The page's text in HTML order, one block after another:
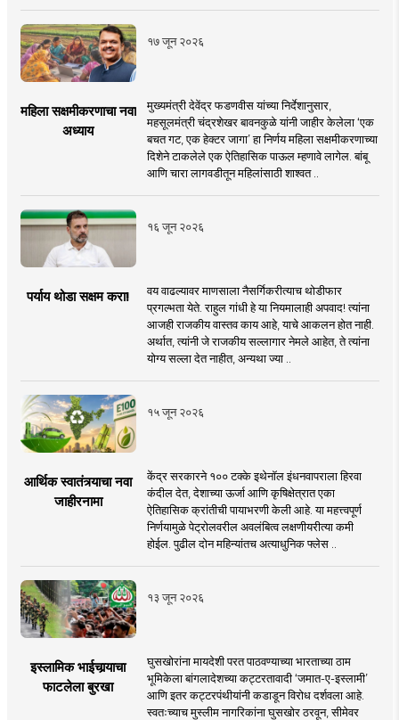
१७ जून २०२६
महिला सक्षमीकरणाचा नवा
अध्याय
मुख्यमंत्री देवेंद्र फडणवीस यांच्या निर्देशानुसार,
महसूलमंत्री चंद्रशेखर बावनकुळे यांनी जाहीर केलेला ‘एक
बचत गट, एक हेक्टर जागा’ हा निर्णय महिला सक्षमीकरणाच्या
दिशेने टाकलेले एक ऐतिहासिक पाऊल म्हणावे लागेल. बांबू
आणि चारा लागवडीतून महिलांसाठी शाश्वत ..
१६ जून २०२६
पर्याय थोडा सक्षम करा!
वय वाढल्यावर माणसाला नैसर्गिकरीत्याच थोडीफार
प्रगल्भता येते. राहुल गांधी हे या नियमालाही अपवाद! त्यांना
आजही राजकीय वास्तव काय आहे, याचे आकलन होत नाही.
अर्थात, त्यांनी जे राजकीय सल्लागार नेमले आहेत, ते त्यांना
योग्य सल्ला देत नाहीत, अन्यथा ज्या ..
१५ जून २०२६
आर्थिक स्वातंत्र्याचा नवा
जाहीरनामा
केंद्र सरकारने १०० टक्के इथेनॉल इंधनवापराला हिरवा
कंदील देत, देशाच्या ऊर्जा आणि कृषिक्षेत्रात एका
ऐतिहासिक क्रांतीची पायाभरणी केली आहे. या महत्त्वपूर्ण
निर्णयामुळे पेट्रोलवरील अवलंबित्व लक्षणीयरीत्या कमी
होईल. पुढील दोन महिन्यांतच अत्याधुनिक फ्लेस ..
१३ जून २०२६
इस्लामिक भाईचार्‍याचा
फाटलेला बुरखा
घुसखोरांना मायदेशी परत पाठवण्याच्या भारताच्या ठाम
भूमिकेला बांगलादेशच्या कट्टरतावादी ‘जमात-ए-इस्लामी’
आणि इतर कट्टरपंथीयांनी कडाडून विरोध दर्शवला आहे.
स्वतःच्याच मुस्लीम नागरिकांना घुसखोर ठरवून, सीमेवर